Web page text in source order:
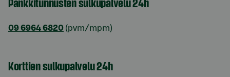
09 6964 6820 (pvm/mpm)
Korttien sulkupalvelu 24h